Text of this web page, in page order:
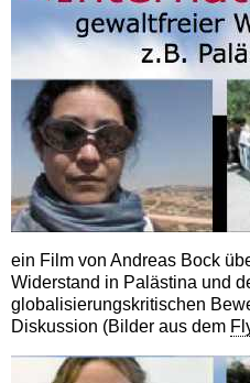
ein Film von Andreas Bock
Widerstand in Palästina und
globalisierungskritischen
Diskussion (Bilder aus dem